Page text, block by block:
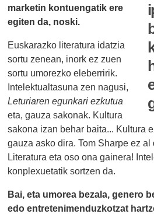
marketin kontuengatik ere
egiten da, noski.
Euskarazko literatura idatzia
sortu zenean, inork ez zuen
sortu umorezko eleberririk.
Intelektualtasuna zen nagusi,
Leturiaren egunkari ezkutua
eta, gauza sakonak. Kultura
sakona izan behar baita... Kultura
gauza asko dira. Tom Sharpe ez al
Literatura eta oso ona gainera!
konplexuetatik sortzen da.
Bai, eta umorea bezala, genero
edo entretenimenduzkotzat